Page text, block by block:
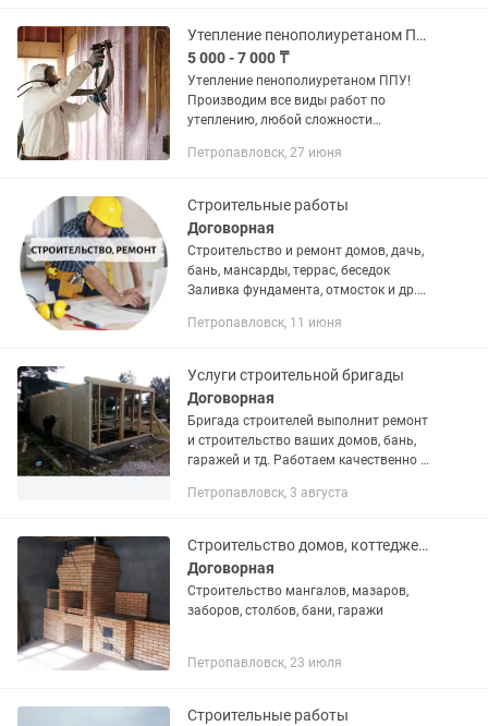
Утепление пенополиуретаном ППУ
5 000 - 7 000 ₸
Утепление пенополиуретаном ППУ!
Производим все виды работ по
утеплению, любой сложности
гаражи. Жилые и производственные
Петропавловск, 27 июня
Строительные работы
Договорная
Строительство и ремонт домов, дачь,
бань, мансарды, террас, беседок
Заливка фундамента, отмосток и др.
пеноблоков Кровельные и
Петропавловск, 11 июня
Услуги строительной бригады
Договорная
Бригада строителей выполнит ремонт
и строительство ваших домов, бань,
гаражей и тд. Работаем качественно и
можете найти на О.Л.Х. , которые там
Петропавловск, 3 августа
Строительство домов, коттеджей, кирпичная кладка любой сложности.
Договорная
Строительство мангалов, мазаров,
заборов, столбов, бани, гаражи
Петропавловск, 23 июля
Строительные работы